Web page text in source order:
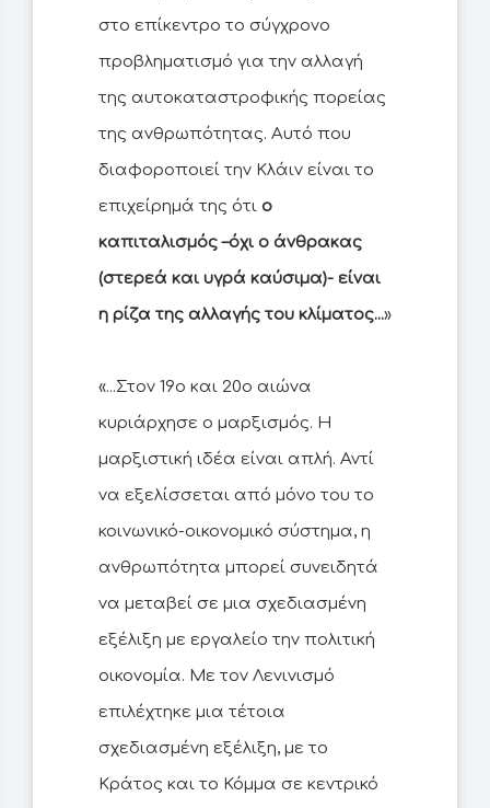
στο επίκεντρο το σύγχρονο
προβληματισμό για την αλλαγή
της αυτοκαταστροφικής πορείας
της ανθρωπότητας. Αυτό που
διαφοροποιεί την Κλάιν είναι το
επιχείρημά της ότι ο
καπιταλισμός –όχι ο άνθρακας
(στερεά και υγρά καύσιμα)- είναι
η ρίζα της αλλαγής του κλίματος...»
«...Στον 19ο και 20ο αιώνα
κυριάρχησε ο μαρξισμός. Η
μαρξιστική ιδέα είναι απλή. Αντί
να εξελίσσεται από μόνο του το
κοινωνικό-οικονομικό σύστημα, η
ανθρωπότητα μπορεί συνειδητά
να μεταβεί σε μια σχεδιασμένη
εξέλιξη με εργαλείο την πολιτική
οικονομία. Με τον Λενινισμό
επιλέχτηκε μια τέτοια
σχεδιασμένη εξέλιξη, με το
Κράτος και το Κόμμα σε κεντρικό